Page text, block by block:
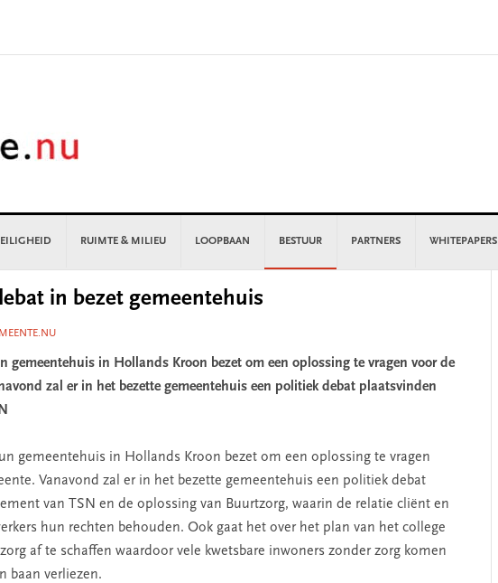
RUIMTE & MILIEU LOOPBAAN BESTUUR PARTNERS WHITEPAPERS
in bezet gemeentehuis
gemeentehuis in Hollands Kroon bezet om een oplossing te vragen voor de
zal er in het bezette gemeentehuis een politiek debat plaatsvinden
gemeentehuis in Hollands Kroon bezet om een oplossing te vragen
Vanavond zal er in het bezette gemeentehuis een politiek debat
van TSN en de oplossing van Buurtzorg, waarin de relatie cliënt en
hun rechten behouden. Ook gaat het over het plan van het college
af te schaffen waardoor vele kwetsbare inwoners zonder zorg komen
baan verliezen.